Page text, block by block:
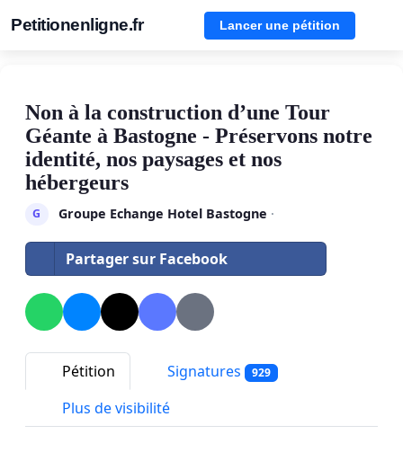
Petitionenligne.fr Lancer une pétition
Non à la construction d’une Tour
Géante à Bastogne - Préservons notre
identité, nos paysages et nos
hébergeurs
G Groupe Echange Hotel Bastogne ·
Partager sur Facebook
Pétition Signatures 929
Plus de visibilité